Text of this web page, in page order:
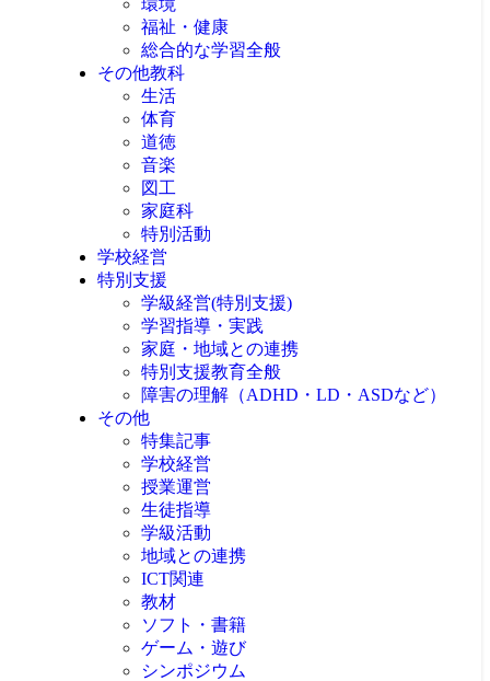
環境
福祉・健康
総合的な学習全般
その他教科
生活
体育
道徳
音楽
図工
家庭科
特別活動
学校経営
特別支援
学級経営(特別支援)
学習指導・実践
家庭・地域との連携
特別支援教育全般
障害の理解（ADHD・LD・ASDなど）
その他
特集記事
学校経営
授業運営
生徒指導
学級活動
地域との連携
ICT関連
教材
ソフト・書籍
ゲーム・遊び
シンポジウム